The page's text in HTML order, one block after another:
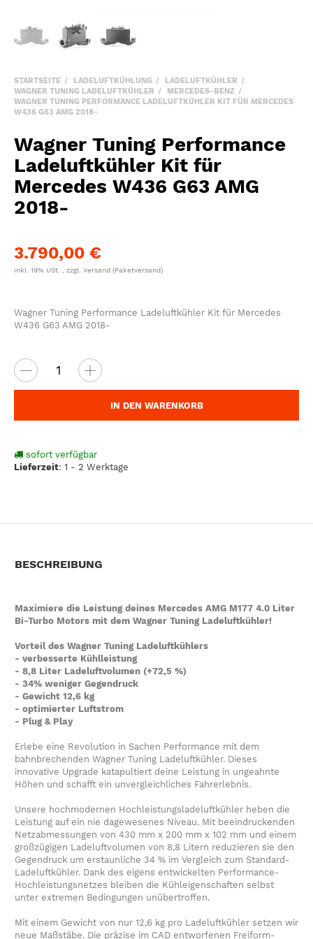
STARTSEITE LADELUFTKÜHLUNG
LADELUFTKÜHLER
WAGNER TUNING LADELUFTKÜHLER
MERCEDES-BENZ
WAGNER TUNING PERFORMANCE LADELUFTKÜHLER KIT FÜR MERCEDES
W436 G63 AMG 2018-
Wagner Tuning Performance
Ladeluftkühler Kit für
Mercedes W436 G63 AMG
2018-
3.790,00 €
inkl. 19% USt. , zzgl. Versand (Paketversand)
Wagner Tuning Performance Ladeluftkühler Kit für Mercedes
W436 G63 AMG 2018-
IN DEN WARENKORB
sofort verfügbar
Lieferzeit: 1 - 2 Werktage
BESCHREIBUNG
Maximiere die Leistung deines Mercedes AMG M177 4.0 Liter
Bi-Turbo Motors mit dem Wagner Tuning Ladeluftkühler!
Vorteil des Wagner Tuning Ladeluftkühlers
- verbesserte Kühlleistung
- 8,8 Liter Ladeluftvolumen (+72,5 %)
- 34% weniger Gegendruck
- Gewicht 12,6 kg
- optimierter Luftstrom
- Plug & Play
Erlebe eine Revolution in Sachen Performance mit dem
bahnbrechenden Wagner Tuning Ladeluftkühler. Dieses
innovative Upgrade katapultiert deine Leistung in ungeahnte
Höhen und schafft ein unvergleichliches Fahrerlebnis.
Unsere hochmodernen Hochleistungsladeluftkühler heben die
Leistung auf ein nie dagewesenes Niveau. Mit beeindruckenden
Netzabmessungen von 430 mm x 200 mm x 102 mm und einem
großzügigen Ladeluftvolumen von 8,8 Litern reduzieren sie den
Gegendruck um erstaunliche 34 % im Vergleich zum Standard-
Ladeluftkühler. Dank des eigens entwickelten Performance-
Hochleistungsnetzes bleiben die Kühleigenschaften selbst
unter extremen Bedingungen unübertroffen.
Mit einem Gewicht von nur 12,6 kg pro Ladeluftkühler setzen wir
neue Maßstäbe. Die präzise im CAD entworfenen Freiform-